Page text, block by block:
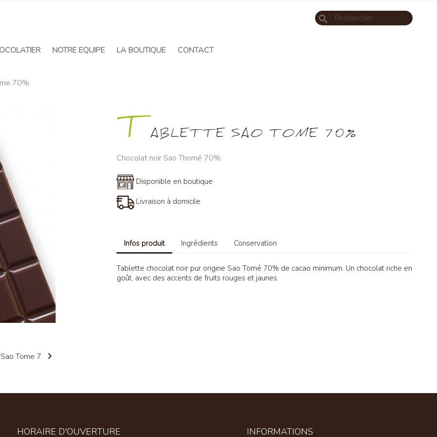
NOTRE EQUIPE LA BOUTIQUE CONTACT
search
70%

T ABLETTE SAO TOME 70%
Chocolat noir Sao Thomé 70%
Disponible en boutique
Livraison à domicile
Infos produit Ingrédients Conservation
Tablette chocolat noir pur origine Sao Tomé 70% de cacao minimum. Un chocolat riche en
goût, avec des accents de fruits rouges et jaunes.
HORAIRE D'OUVERTURE INFORMATIONS